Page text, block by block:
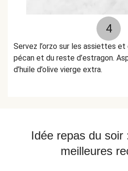
4
Servez l’orzo sur les assiettes
pécan et du reste d’estragon.
d’huile d’olive vierge extra.
Idée repas du soir
meilleures